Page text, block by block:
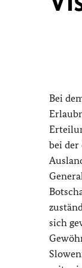
Bei
bei
sich